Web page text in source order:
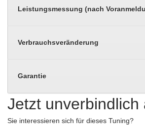
Leistungsmessung (nach
Verbrauchsveränderung
Garantie
Jetzt unverbindlich
Sie interessieren sich für dieses Tuning?